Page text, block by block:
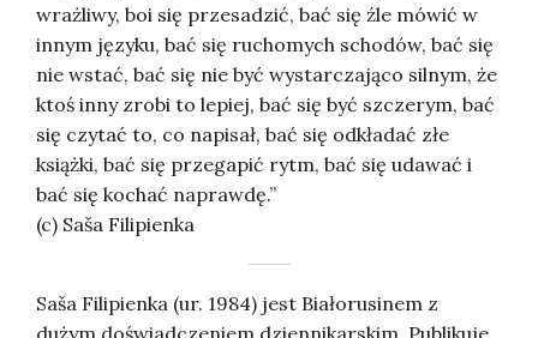
wrażliwy, boi się przesadzić, bać się źle mówić w
innym języku, bać się ruchomych schodów, bać się
nie wstać, bać się nie być wystarczająco silnym, że
ktoś inny zrobi to lepiej, bać się być szczerym, bać
się czytać to, co napisał, bać się odkładać złe
książki, bać się przegapić rytm, bać się udawać i
bać się kochać naprawdę.”
(c) Saša Filipienka
Saša Filipienka (ur. 1984) jest Białorusinem z
dużym doświadczeniem dziennikarskim. Publikuje